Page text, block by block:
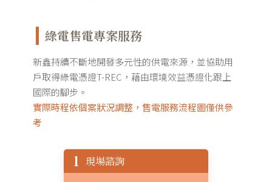
綠電售電專案服務
新鑫持續不斷地開發多元性的供電來源，並協助用
戶取得綠電憑證T-REC，藉由環境效益憑證化跟上
國際的腳步。
實際時程依個案狀況調整，售電服務流程圖僅供參
考
1 現場諮詢